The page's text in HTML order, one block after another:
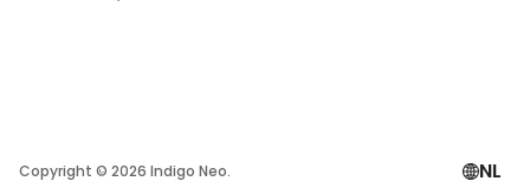
Copyright © 2026 Indigo Neo. NL